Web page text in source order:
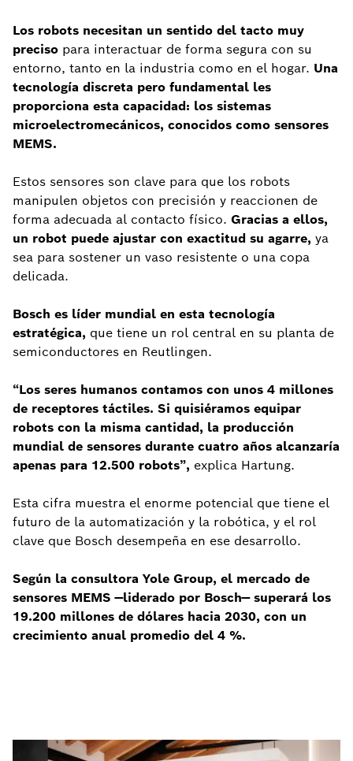
Los robots necesitan un sentido del tacto muy
preciso para interactuar de forma segura con su
entorno, tanto en la industria como en el hogar. Una
tecnología discreta pero fundamental les
proporciona esta capacidad: los sistemas
microelectromecánicos, conocidos como sensores
MEMS.
Estos sensores son clave para que los robots
manipulen objetos con precisión y reaccionen de
forma adecuada al contacto físico. Gracias a ellos,
un robot puede ajustar con exactitud su agarre, ya
sea para sostener un vaso resistente o una copa
delicada.
Bosch es líder mundial en esta tecnología
estratégica, que tiene un rol central en su planta de
semiconductores en Reutlingen.
“Los seres humanos contamos con unos 4 millones
de receptores táctiles. Si quisiéramos equipar
robots con la misma cantidad, la producción
mundial de sensores durante cuatro años alcanzaría
apenas para 12.500 robots”, explica Hartung.
Esta cifra muestra el enorme potencial que tiene el
futuro de la automatización y la robótica, y el rol
clave que Bosch desempeña en ese desarrollo.
Según la consultora Yole Group, el mercado de
sensores MEMS —liderado por Bosch— superará los
19.200 millones de dólares hacia 2030, con un
crecimiento anual promedio del 4 %.